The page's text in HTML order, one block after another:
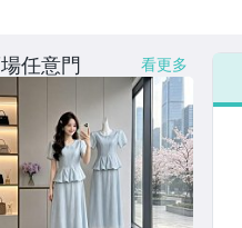
女包精品與女鞋
家電與影音視聽
任意門 看更多